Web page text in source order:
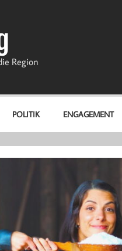
Region
POLITIK ENGAGEMENT